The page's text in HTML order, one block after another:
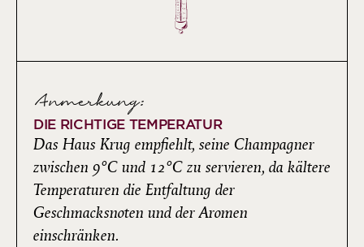
Anmerkung:
DIE RICHTIGE TEMPERATUR
Das Haus Krug empfiehlt, seine Champagner
zwischen 9°C und 12°C zu servieren, da kältere
Temperaturen die Entfaltung der
Geschmacksnoten und der Aromen
einschränken.